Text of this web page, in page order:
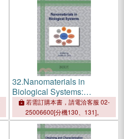
32.Nanomaterials in
Biological Systems:
Interactions Between
Nanoparticles and
Macromolecules
若需訂購本書，請電洽客服 02-
25006600[分機130、131]。